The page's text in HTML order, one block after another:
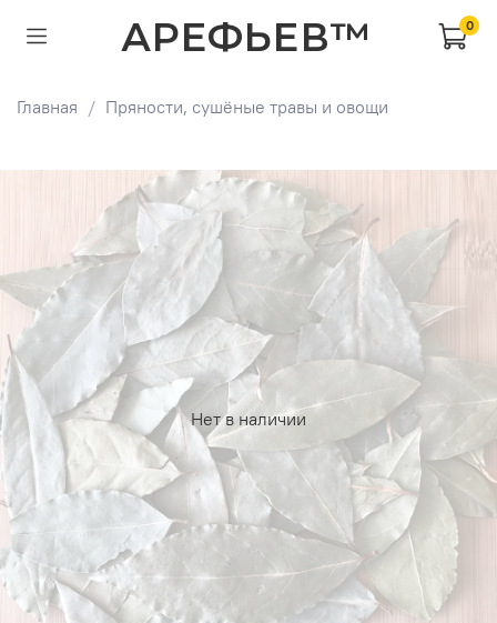
АРЕФЬЕВ™ 0
Главная Пряности, сушёные травы и овощи
Нет в наличии